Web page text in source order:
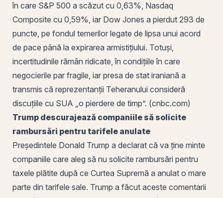
în care S&P 500 a scăzut cu 0,63%, Nasdaq
Composite cu 0,59%, iar Dow Jones a pierdut 293 de
puncte, pe fondul temerilor legate de lipsa unui acord
de pace până la expirarea armistițiului. Totuși,
incertitudinile rămân ridicate, în condițiile în care
negocierile par fragile, iar presa de stat iraniană a
transmis că reprezentanții Teheranului consideră
discuțiile cu SUA „o pierdere de timp”. (cnbc.com)
Trump descurajează companiile să solicite
rambursări pentru tarifele anulate
Președintele Donald Trump a declarat că va ține minte
companiile care aleg să nu solicite rambursări pentru
taxele plătite după ce Curtea Supremă a anulat o mare
parte din tarifele sale. Trump a făcut aceste comentarii